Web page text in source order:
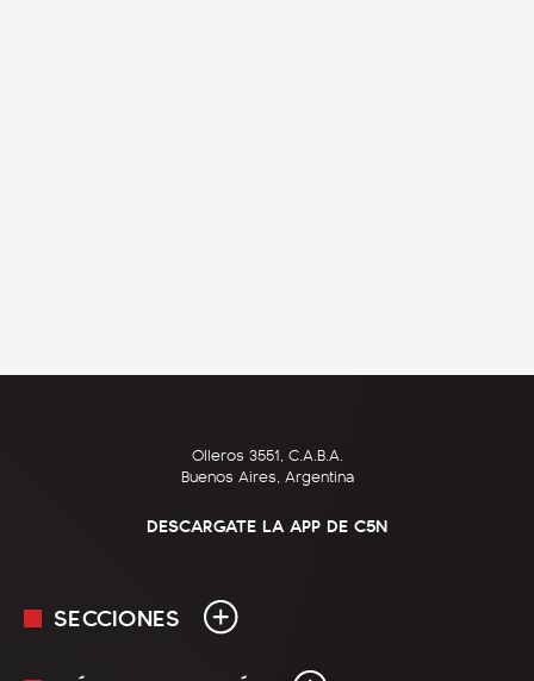
Olleros 3551, C.A.B.A.
Buenos Aires, Argentina
DESCARGATE LA APP DE C5N
SECCIONES